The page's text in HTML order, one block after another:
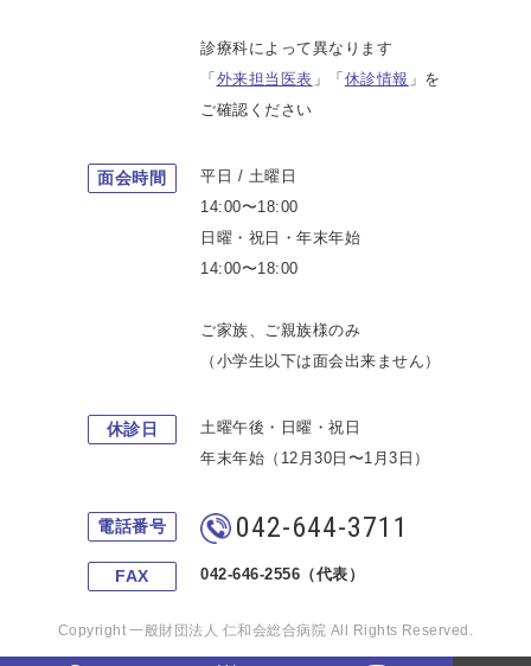
診療科によって異なります
「 外来担当医表 」「 休診情報 」を
ご確認ください
面会時間
平日 / 土曜日
14:00〜18:00
日曜・祝日・年末年始
14:00〜18:00
ご家族、ご親族様のみ
（小学生以下は面会出来ません）
休診日
土曜午後・日曜・祝日
年末年始（12月30日〜1月3日）
電話番号 042-644-3711
FAX 042-646-2556（代表）
Copyright 一般財団法人 仁和会総合病院 All Rights Reserved.